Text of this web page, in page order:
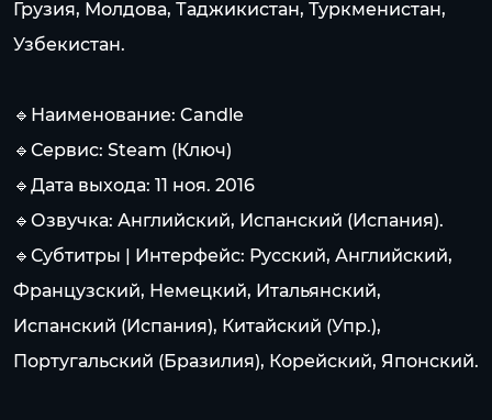
Грузия, Молдова, Таджикистан, Туркменистан,
Узбекистан.
🔹Наименование: Candle
🔹Сервис: Steam (Ключ)
🔹Дата выхода: 11 ноя. 2016
🔹Озвучка: Английский, Испанский (Испания).
🔹Субтитры | Интерфейс: Русский, Английский,
Французский, Немецкий, Итальянский,
Испанский (Испания), Китайский (Упр.),
Португальский (Бразилия), Корейский, Японский.